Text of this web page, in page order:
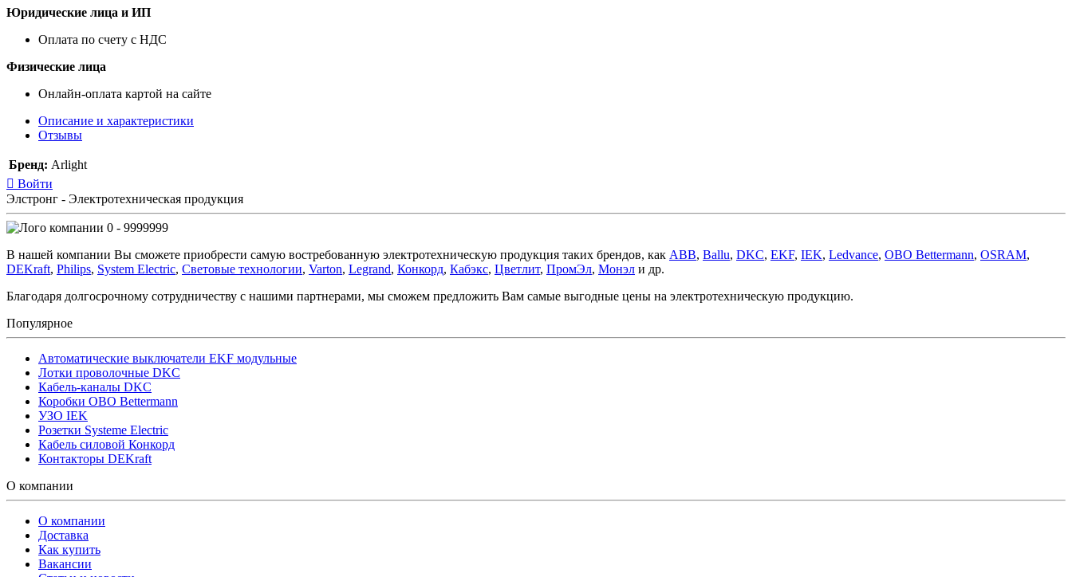
Юридические лица и ИП
Оплата по счету с НДС
Физические лица
Онлайн-оплата картой на сайте
Описание и характеристики
Отзывы
Бренд: Arlight
Войти
Элстронг - Электротехническая продукция
0 - 9999999
В нашей компании Вы сможете приобрести самую востребованную электротехническую продукция таких брендов, как ABB, Ballu, DKC, EKF, IEK, Ledvance, OBO Bettermann, OSRAM,
DEKraft, Philips, System Electric, Световые технологии, Varton, Legrand, Конкорд, Кабэкс, Цветлит, ПромЭл, Монэл и др.
Благодаря долгосрочному сотрудничеству с нашими партнерами, мы сможем предложить Вам самые выгодные цены на электротехническую продукцию.
Популярное
Автоматические выключатели EKF модульные
Лотки проволочные DKC
Кабель-каналы DKC
Коробки OBO Bettermann
УЗО IEK
Розетки Systeme Electric
Кабель силовой Конкорд
Контакторы DEKraft
О компании
О компании
Доставка
Как купить
Вакансии